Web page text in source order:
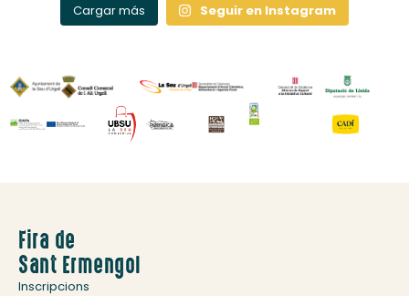
Cargar más Seguir en Instagram
Fira de
Sant Ermengol
Inscripcions